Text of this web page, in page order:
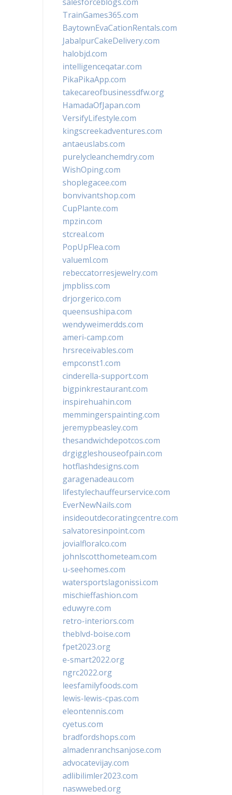
TrainGames365.com
BaytownEvaCationRentals.com
JabalpurCakeDelivery.com
halobjd.com
intelligenceqatar.com
PikaPikaApp.com
takecareofbusinessdfw.org
HamadaOfJapan.com
VersifyLifestyle.com
kingscreekadventures.com
antaeuslabs.com
purelycleanchemdry.com
WishOping.com
shoplegacee.com
bonvivantshop.com
CupPlante.com
mpzin.com
stcreal.com
PopUpFlea.com
valueml.com
rebeccatorresjewelry.com
jmpbliss.com
drjorgerico.com
queensushipa.com
wendyweimerdds.com
ameri-camp.com
hrsreceivables.com
empconst1.com
cinderella-support.com
bigpinkrestaurant.com
inspirehuahin.com
memmingerspainting.com
jeremypbeasley.com
thesandwichdepotcos.com
drgiggleshouseofpain.com
hotflashdesigns.com
garagenadeau.com
lifestylechauffeurservice.com
EverNewNails.com
insideoutdecoratingcentre.com
salvatoresinpoint.com
jovialfloralco.com
johnlscotthometeam.com
u-seehomes.com
watersportslagonissi.com
mischieffashion.com
eduwyre.com
retro-interiors.com
theblvd-boise.com
fpet2023.org
e-smart2022.org
ngrc2022.org
leesfamilyfoods.com
lewis-lewis-cpas.com
eleontennis.com
cyetus.com
bradfordshops.com
almadenranchsanjose.com
advocatevijay.com
adlibilimler2023.com
naswwebed.org